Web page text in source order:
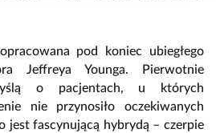
pod koniec ubiegłego
Jeffreya Younga. Pierwotnie
o pacjentach, u których
nie przynosiło oczekiwanych
jest fascynującą hybrydą – czerpie